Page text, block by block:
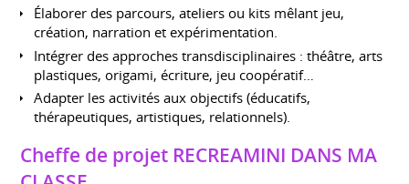
Élaborer des parcours, ateliers ou kits mêlant jeu,
création, narration et expérimentation.
Intégrer des approches transdisciplinaires : théâtre, arts
plastiques, origami, écriture, jeu coopératif…
Adapter les activités aux objectifs (éducatifs,
thérapeutiques, artistiques, relationnels).
Cheffe de projet RECREAMINI DANS MA